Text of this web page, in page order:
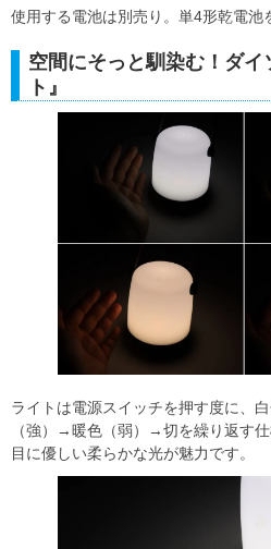
使用する電池は別売り。単4形乾電池
空間にそっと馴染む！ダイ
ト』
ライトは電源スイッチを押す度に、
（強）→暖色（弱）→切を繰り返す仕
目に優しい柔らかな光が魅力です。